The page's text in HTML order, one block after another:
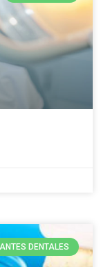
DENTALES